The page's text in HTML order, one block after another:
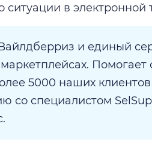
в электронной
и единый
Помогает
5000 наших
со специалистом